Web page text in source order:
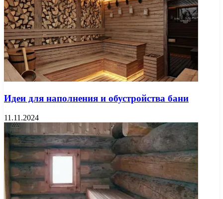
Идеи для наполнения и обустройства бани
11.11.2024